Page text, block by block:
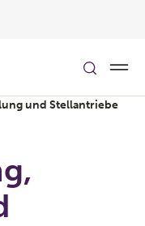
und Stellantriebe